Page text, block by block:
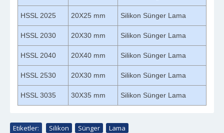
HSSL 2025 20X25 mm Silikon Sünger Lama
HSSL 2030 20X30 mm Silikon Sünger Lama
HSSL 2040 20X40 mm Silikon Sünger Lama
HSSL 2530 20X30 mm Silikon Sünger Lama
HSSL 3035 30X35 mm Silikon Sünger Lama
Etiketler: Silikon Sünger Lama